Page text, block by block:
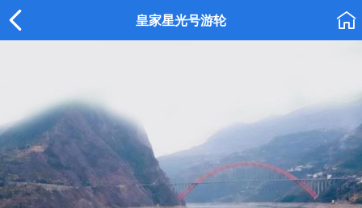
 皇家星光号游轮 